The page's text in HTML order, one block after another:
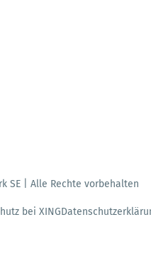
SE | Alle Rechte vorbehalten
bei XING